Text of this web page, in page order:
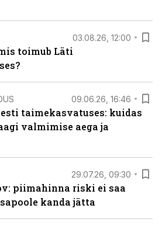
03.08.26, 12:00
toimub Läti
09.06.26, 16:46
taimekasvatuses: kuidas
valmimise aega ja
29.07.26, 09:30
piimahinna riski ei saa
kanda jätta